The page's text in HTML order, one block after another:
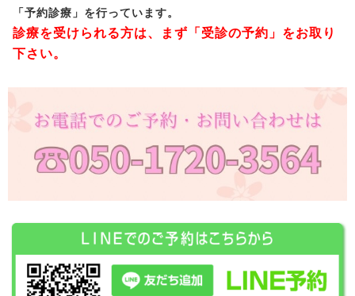
「予約診療」を行っています。
診療を受けられる方は、まず「受診の予約」をお取り
下さい。